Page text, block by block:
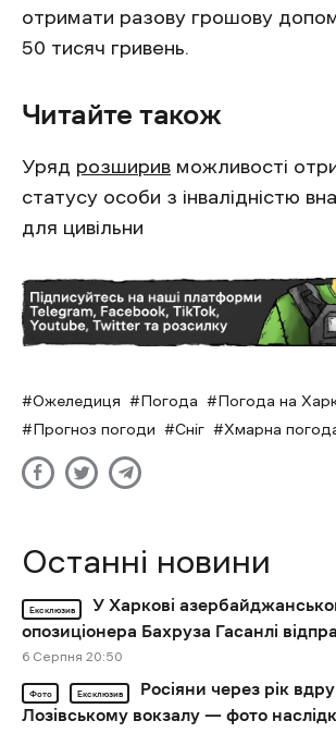
отримати разову грошову
50 тисяч гривень.
Читайте також
Уряд розширив можливості
статусу особи з інвалідністю
для цивільни
Ожеледиця Погода
Погода на
Прогноз погоди
Сніг Хмарна
Останні новини
Ексклюзив
У Харкові
опозиціонера Бахруза Гасанлі
6 Cерпня 20:50
Фото Ексклюзив
Росіяни через рік
Лозівському вокзалу — фото